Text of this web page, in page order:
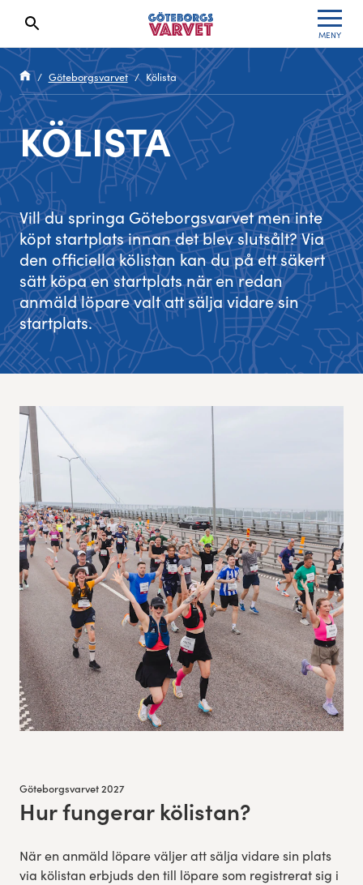
MENY
Sökresultaten dyker upp här
Göteborgsvarvet Kölista
KÖLISTA
Vill du springa Göteborgsvarvet men inte
köpt startplats innan det blev slutsålt? Via
den officiella kölistan kan du på ett säkert
sätt köpa en startplats när en redan
anmäld löpare valt att sälja vidare sin
startplats.
Göteborgsvarvet 2027
:Hur fungerar kölistan?
När en anmäld löpare väljer att sälja vidare sin plats
via kölistan erbjuds den till löpare som registrerat sig i
Specialvarvet
Stafettvarvet
Cityvarvet
Minivarvet
Lilla Varvet
Varvetmilen
Huvudpartners
Evenemangs- & mediepartners
Leverantörer
Partners Varvetveckan
Partnerportal
Resultat 2026
Resultatarkiv
Anmälan